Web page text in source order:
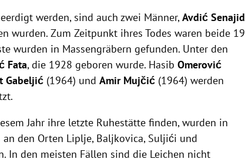
werden, sind auch zwei Männer,Avdić Senajid
wurden. Zum Zeitpunkt ihres Todes waren beide 19
wurden in Massengräbern gefunden. Unter den
Fata, die 1928 geboren wurde. HasibOmerović
Gabeljić (1964) undAmir Mujčić (1964) werden
Jahr ihre letzte Ruhestätte finden, wurden in
an den Orten Liplje, Baljkovica, Suljići und
In den meisten Fällen sind die Leichen nicht